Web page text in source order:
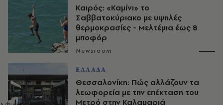
Καιρός: «Καμίνι» το
Σαββατοκύριακο με υψηλές
θερμοκρασίες - Mελτέμια έως 8
μποφόρ
Newsroom
ΕΛΛΑΔΑ
Θεσσαλονίκη: Πώς αλλάζουν τα
λεωφορεία με την επέκταση του
Μετρό στην Καλαμαριά